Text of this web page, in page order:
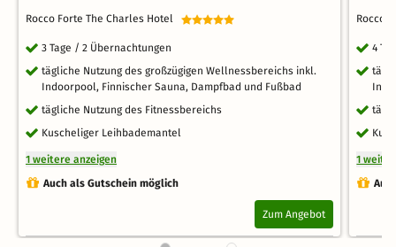
Rocco Forte The Charles Hotel
3 Tage / 2 Übernachtungen
tägliche Nutzung des großzügigen Wellnessbereichs inkl.
Indoorpool, Finnischer Sauna, Dampfbad und Fußbad
tägliche Nutzung des Fitnessbereichs
Kuscheliger Leihbademantel
1 weitere anzeigen
Auch als Gutschein möglich
Zum Angebot
Rocco
4
1